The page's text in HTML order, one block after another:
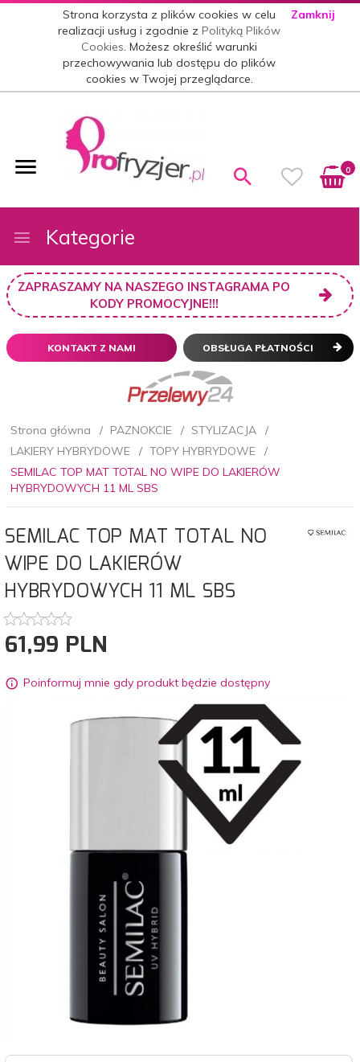
Strona korzysta z plików cookies w celu
realizacji usług i zgodnie zPolityką Plików
Cookies. Możesz określić warunki
przechowywania lub dostępu do plików
cookies w Twojej przeglądarce.
Zamknij
0
Kategorie
ZAPRASZAMY NA NASZEGO INSTAGRAMA PO
KODY PROMOCYJNE!!!
KONTAKT Z NAMI OBSŁUGA PŁATNOŚCI
Strona główna PAZNOKCIE
STYLIZACJA
LAKIERY HYBRYDOWE
TOPY HYBRYDOWE
SEMILAC TOP MAT TOTAL NO WIPE DO LAKIERÓW
HYBRYDOWYCH 11 ML SBS
SEMILAC TOP MAT TOTAL NO
WIPE DO LAKIERÓW
HYBRYDOWYCH 11 ML SBS
61,99 PLN
Poinformuj mnie gdy produkt będzie dostępny